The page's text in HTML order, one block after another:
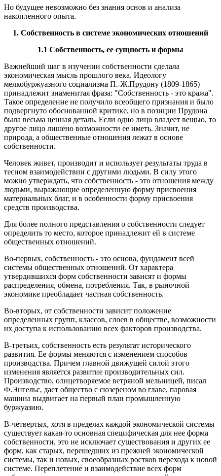
Но будущее невозможно без знания основ и анализа
накопленного опыта.
1. Собственность в системе экономических отношений
1.1 Собственность, ее сущность и формы
Важнейший шаг в изучении собственности сделала
экономическая мысль прошлого века. Идеологу
мелкобуржуазного социализма П.-Ж.Прудону (1809-1865)
принадлежит знаменитая фраза: "Собственность - это кража".
Такое определение не получило всеобщего признания и было
подвергнуто обоснованной критике, но в позиции Прудона
была весьма ценная деталь. Если одно лицо владеет вещью, то
другое лицо лишено возможности ее иметь. Значит, не
природа, а общественные отношения лежат в основе
собственности.
Человек живет, производит и использует результаты труда в
тесном взаимодействии с другими людьми. В силу этого
можно утверждать, что собственность - это отношения между
людьми, выражающие определенную форму присвоения
материальных благ, и в особенности форму присвоения
средств производства.
Для более полного представления о собственности следует
определить то место, которое принадлежит ей в системе
общественных отношений.
Во-первых, собственность - это основа, фундамент всей
системы общественных отношений. От характера
утвердившихся форм собственности зависят и формы
распределения, обмена, потребления. Так, в рыночной
экономике преобладает частная собственность.
Во-вторых, от собственности зависит положение
определенных групп, классов, слоев в обществе, возможности
их доступа к использованию всех факторов производства.
В-третьих, собственность есть результат исторического
развития. Ее формы меняются с изменением способов
производства. Причем главной движущей силой этого
изменения является развитие производительных сил.
Производство, олицетворяемое ветряной мельницей, писал
Ф.Энгельс, дает общество с сюзереном во главе, паровая
машина выдвигает на первый план промышленную
буржуазию.
В-четвертых, хотя в пределах каждой экономической системы
существует какая-то основная специфическая для нее форма
собственности, это не исключает существования и других ее
форм, как старых, перешедших из прежней экономической
системы, так и новых, своеобразных ростков перехода к новой
системе. Переплетение и взаимодействие всех форм